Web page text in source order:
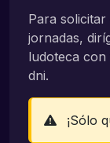
Para
jornadas,
ludoteca
dni.
¡Sólo